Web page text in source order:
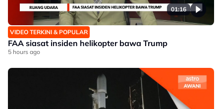
01:16
VIDEO TERKINI & POPULAR
FAA siasat insiden helikopter bawa Trump
5 hours ago